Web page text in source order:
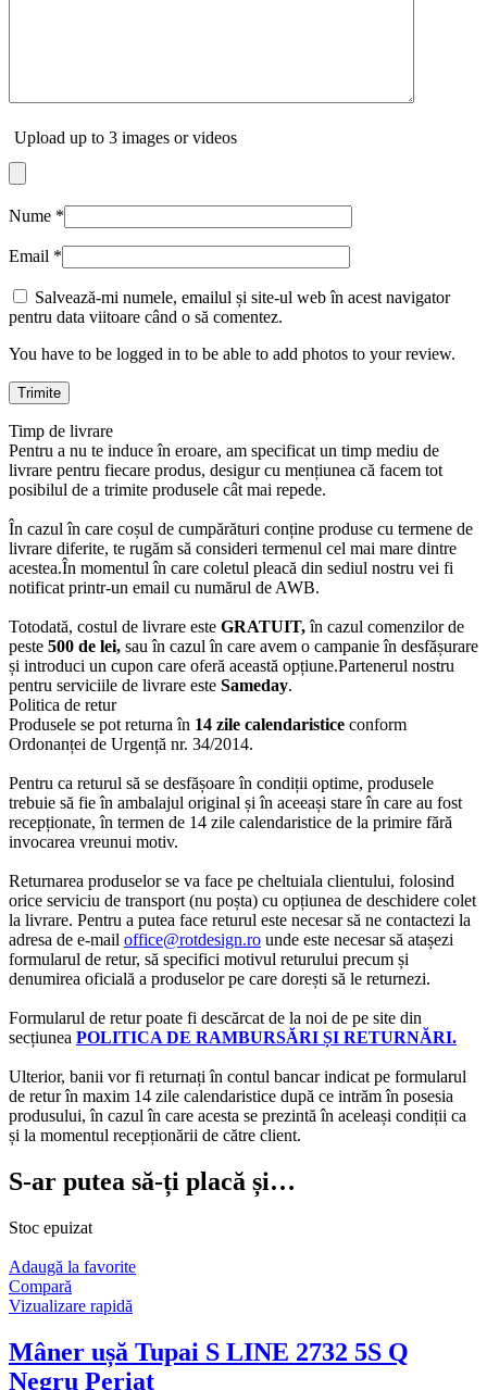
Upload up to 3 images or videos
Nume *
Email *
Salvează-mi numele, emailul și site-ul web în acest navigator
pentru data viitoare când o să comentez.
You have to be logged in to be able to add photos to your review.
Timp de livrare
Pentru a nu te induce în eroare, am specificat un timp mediu de
livrare pentru fiecare produs, desigur cu mențiunea că facem tot
posibilul de a trimite produsele cât mai repede.
În cazul în care coșul de cumpărături conține produse cu termene de
livrare diferite, te rugăm să consideri termenul cel mai mare dintre
acestea.În momentul în care coletul pleacă din sediul nostru vei fi
notificat printr-un email cu numărul de AWB.
Totodată, costul de livrare este GRATUIT,în cazul comenzilor de
peste 500 de lei, sau în cazul în care avem o campanie în desfășurare
și introduci un cupon care oferă această opțiune.Partenerul nostru
pentru serviciile de livrare este Sameday.
Politica de retur
Produsele se pot returna în 14 zile calendaristice conform
Ordonanței de Urgență nr. 34/2014.
Pentru ca returul să se desfășoare în condiții optime, produsele
trebuie să fie în ambalajul original și în aceeași stare în care au fost
recepționate, în termen de 14 zile calendaristice de la primire fără
invocarea vreunui motiv.
Returnarea produselor se va face pe cheltuiala clientului, folosind
orice serviciu de transport (nu poșta) cu opțiunea de deschidere colet
la livrare. Pentru a putea face returul este necesar să ne contactezi la
adresa de e-mail office@rotdesign.ro unde este necesar să atașezi
formularul de retur, să specifici motivul returului precum și
denumirea oficială a produselor pe care dorești să le returnezi.
Formularul de retur poate fi descărcat de la noi de pe site din
secțiunea POLITICA DE RAMBURSĂRI ȘI RETURNĂRI.
Ulterior, banii vor fi returnați în contul bancar indicat pe formularul
de retur în maxim 14 zile calendaristice după ce intrăm în posesia
produsului, în cazul în care acesta se prezintă în aceleași condiții ca
și la momentul recepționării de către client.
S-ar putea să-ți placă și…
Stoc epuizat
Adaugă la favorite
Compară
Vizualizare rapidă
Mâner ușă Tupai S LINE 2732 5S Q
Negru Periat